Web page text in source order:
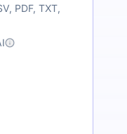
PDF, TXT,